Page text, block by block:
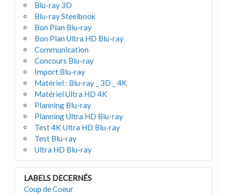
Blu-ray 3D
Blu-ray Steelbook
Bon Plan Blu-ray
Bon Plan Ultra HD Blu-ray
Communication
Concours Blu-ray
Import Blu-ray
Matériel : Blu-ray _ 3D _ 4K
Matériel Ultra HD 4K
Planning Blu-ray
Planning Ultra HD Blu-ray
Test 4K Ultra HD Blu-ray
Test Blu-ray
Ultra HD Blu-ray
LABELS DECERNÉS
Coup de Coeur